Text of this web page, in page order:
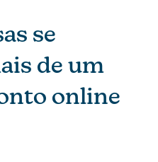
se
de um
online